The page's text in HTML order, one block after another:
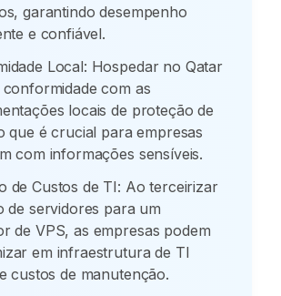
garantindo desempenho
e confiável.
Local: Hospedar no Qatar
com as
locais de proteção de
que é crucial para empresas
com informações sensíveis.
de Custos de TI: Ao terceirizar
de servidores para um
de VPS, as empresas podem
em infraestrutura de TI
custos de manutenção.